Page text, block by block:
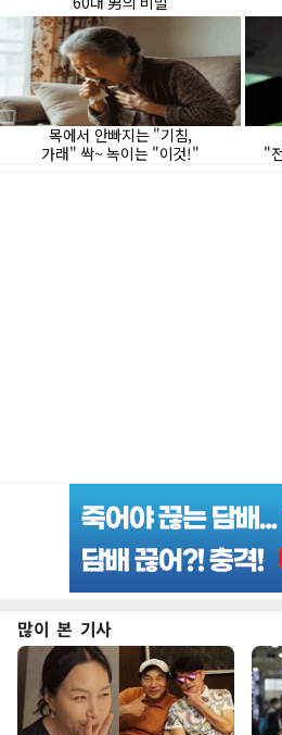
많이 본 기사